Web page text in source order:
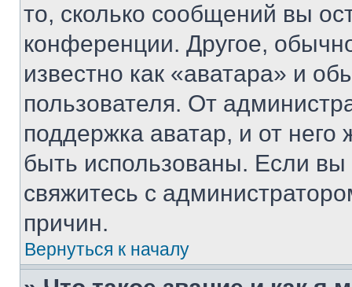
то, сколько сообщений вы
конференции. Другое,
известно как «аватара» и
пользователя. От
поддержка аватар, и от него
быть использованы. Если
свяжитесь с
причин.
Вернуться к началу